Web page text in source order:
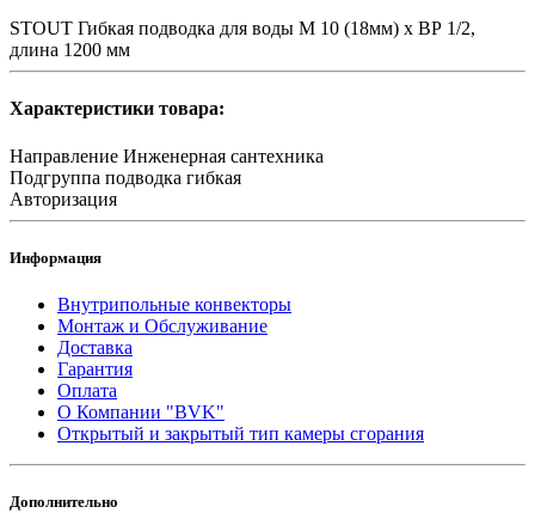
STOUT Гибкая подводка для воды M 10 (18мм) х ВР 1/2,
длина 1200 мм
Характеристики товара:
Направление Инженерная сантехника
Подгруппа подводка гибкая
Авторизация
Информация
Внутрипольные конвекторы
Монтаж и Обслуживание
Доставка
Гарантия
Оплата
О Компании "BVK"
Открытый и закрытый тип камеры сгорания
Дополнительно